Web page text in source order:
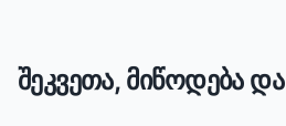
შეკვეთა, მიწოდება